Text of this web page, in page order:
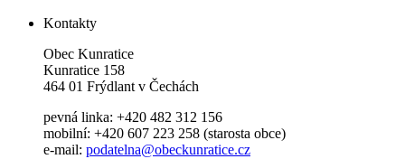
Kontakty
Obec Kunratice
Kunratice 158
464 01 Frýdlant v Čechách
pevná linka: +420 482 312 156
mobilní: +420 607 223 258 (starosta obce)
e-mail: podatelna@obeckunratice.cz